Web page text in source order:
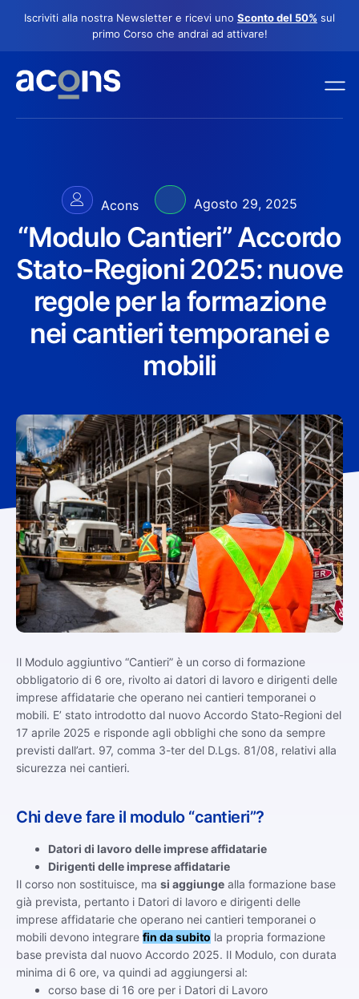
Iscriviti alla nostra Newsletter e ricevi uno Sconto del 50% sul
primo Corso che andrai ad attivare!
Acons Agosto 29, 2025
“Modulo Cantieri” Accordo
Stato-Regioni 2025: nuove
regole per la formazione
nei cantieri temporanei e
mobili
Il Modulo aggiuntivo “Cantieri” è un corso di formazione
obbligatorio di 6 ore, rivolto ai datori di lavoro e dirigenti delle
imprese affidatarie che operano nei cantieri temporanei o
mobili. E’ stato introdotto dal nuovo Accordo Stato-Regioni del
17 aprile 2025 e risponde agli obblighi che sono da sempre
previsti dall’art. 97, comma 3-ter del D.Lgs. 81/08, relativi alla
sicurezza nei cantieri.
Chi deve fare il modulo “cantieri”?
Datori di lavoro delle imprese affidatarie
Dirigenti delle imprese affidatarie
Il corso non sostituisce, ma si aggiunge alla formazione base
già prevista, pertanto i Datori di lavoro e dirigenti delle
imprese affidatarie che operano nei cantieri temporanei o
mobili devono integrare fin da subito la propria formazione
base prevista dal nuovo Accordo 2025. Il Modulo, con durata
minima di 6 ore, va quindi ad aggiungersi al:
corso base di 16 ore per i Datori di Lavoro